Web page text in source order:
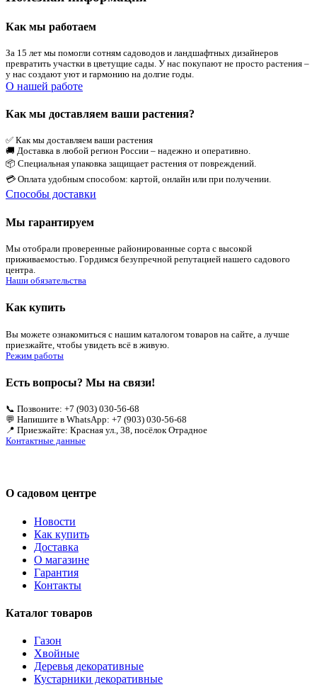
Как мы работаем
За 15 лет мы помогли сотням садоводов и ландшафтных дизайнеров
превратить участки в цветущие сады. У нас покупают не просто растения –
у нас создают уют и гармонию на долгие годы.
О нашей работе
Как мы доставляем ваши растения?
✅ Как мы доставляем ваши растения
🚚 Доставка в любой регион России – надежно и оперативно.
📦 Специальная упаковка защищает растения от повреждений.
💳 Оплата удобным способом: картой, онлайн или при получении.
Способы доставки
Мы гарантируем
Мы отобрали проверенные районированные сорта с высокой
приживаемостью. Гордимся безупречной репутацией нашего садового
центра.
Наши обязательства
Как купить
Вы можете ознакомиться с нашим каталогом товаров на сайте, а лучше
приезжайте, чтобы увидеть всё в живую.
Режим работы
Есть вопросы? Мы на связи!
📞 Позвоните: +7 (903) 030-56-68
💬 Напишите в WhatsApp: +7 (903) 030-56-68
📍 Приезжайте: Красная ул., 38, посёлок Отрадное
Контактные данные
О садовом центре
Новости
Как купить
Доставка
О магазине
Гарантия
Контакты
Каталог товаров
Газон
Хвойные
Деревья декоративные
Кустарники декоративные